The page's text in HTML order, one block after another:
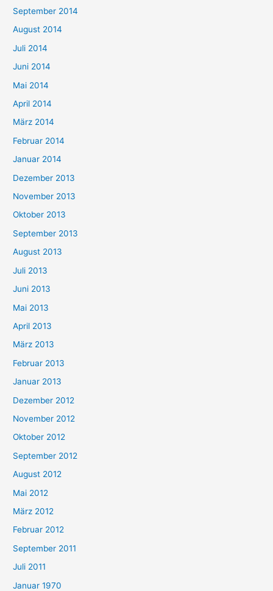
September 2014
August 2014
Juli 2014
Juni 2014
Mai 2014
April 2014
März 2014
Februar 2014
Januar 2014
Dezember 2013
November 2013
Oktober 2013
September 2013
August 2013
Juli 2013
Juni 2013
Mai 2013
April 2013
März 2013
Februar 2013
Januar 2013
Dezember 2012
November 2012
Oktober 2012
September 2012
August 2012
Mai 2012
März 2012
Februar 2012
September 2011
Juli 2011
Januar 1970